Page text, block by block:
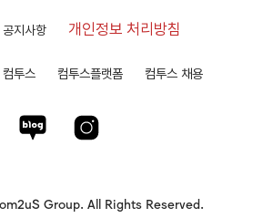
공지사항 개인정보 처리방침
컴투스 컴투스플랫폼 컴투스 채용
Group. All Rights Reserved.